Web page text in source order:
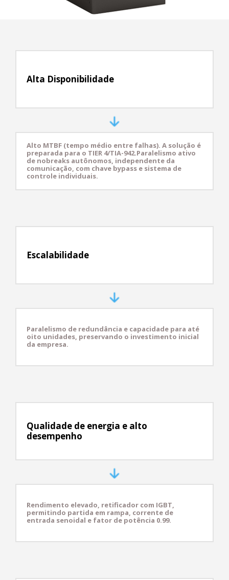
Alta Disponibilidade
Alto MTBF (tempo médio entre falhas). A solução é
preparada para o TIER 4/TIA-942.Paralelismo ativo
de nobreaks autônomos, independente da
comunicação, com chave bypass e sistema de
controle individuais.
Escalabilidade
Paralelismo de redundância e capacidade para até
oito unidades, preservando o investimento inicial
da empresa.
Qualidade de energia e alto
desempenho
Rendimento elevado, retificador com IGBT,
permitindo partida em rampa, corrente de
entrada senoidal e fator de potência 0.99.